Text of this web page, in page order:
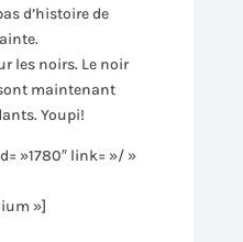
d’histoire de
les noirs. Le noir
maintenant
Youpi!
»1780″ link= »/ »
»]